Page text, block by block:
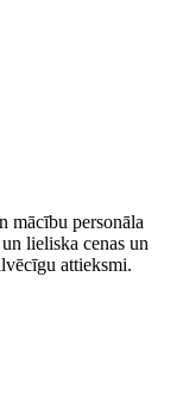
mācību personāla
lieliska cenas un
attieksmi.